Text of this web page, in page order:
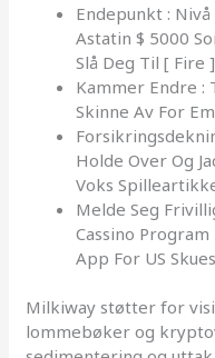
Endepunkt :
Astatin $ 5000
Slå Deg Til [ Fire
Kammer Endre :
Skinne Av For
Holde Over Og
Voks
Melde Seg
Cassino
App For US
Milkiway støtter for
lommebøker og